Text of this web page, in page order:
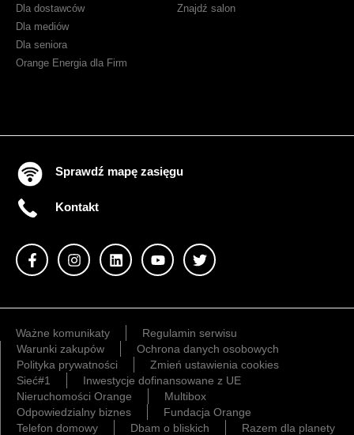
Dla dostawców
Dla mediów
Dla seniora
Orange Energia dla Firm
Znajdź salon
Sprawdź mapę zasięgu
Kontakt
Ważne komunikaty
Regulamin serwisu
Warunki zakupów
Ochrona danych osobowych
Polityka prywatności
Zmień ustawienia cookies
Sieć#1
Inwestycje dofinansowane z UE
Nieruchomości Orange
Multibox
Odpowiedzialny biznes
Fundacja Orange
Telefon domowy
Dbam o bliskich Razem dla planety